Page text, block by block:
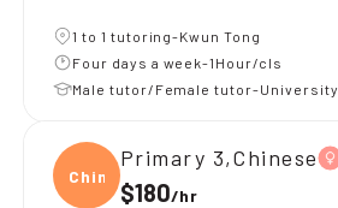
1 to 1 tutoring-Kwun Tong
Four days a week-1Hour/cls
Male tutor/Female tutor-University
Chine
Primary 3,Chinese
$180/hr